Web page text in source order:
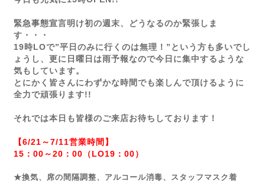
緊急事態宣言明け初の週末、どうなるのか緊張しま
す・・・
19時LOで”平日のみに行くのは無理！”という方も多いでし
ょうし、更に日曜日は雨予報なので今日に集中するような
気もしています。
とにかく皆さんにわずかな時間でも楽しんで頂けるように
全力で頑張ります!!
それでは本日も皆様のご来店お待ちしております！
【6/21～7/11営業時間】
15：00～20：00（LO19：00）
★換気、席の間隔調整、アルコール消毒、スタッフマスク着